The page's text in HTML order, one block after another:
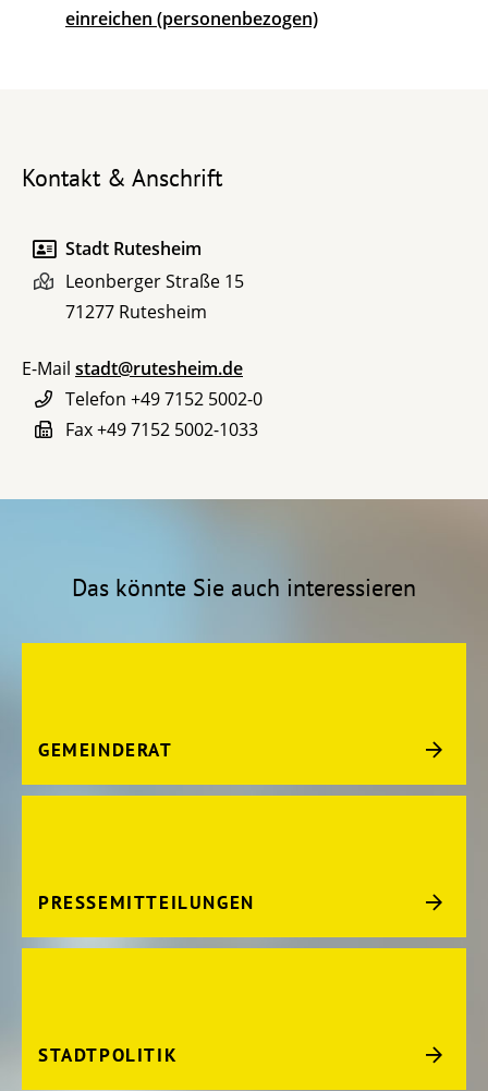
einreichen (personenbezogen)
Kontakt & Anschrift
Stadt Rutesheim
Leonberger Straße 15
71277 Rutesheim
E-Mail stadt@rutesheim.de
Telefon +49 7152 5002-0
Fax+49 7152 5002-1033
Das könnte Sie auch interessieren
GEMEINDERAT
PRESSEMITTEILUNGEN
STADTPOLITIK